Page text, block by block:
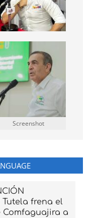
Screenshot
Tutela frena el
Comfaguajira a